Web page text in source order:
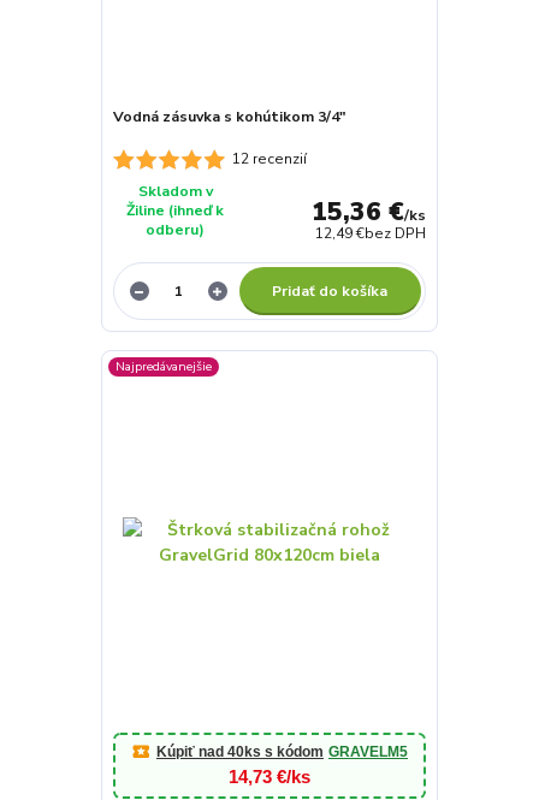
12 recenzií
Vodná zásuvka s kohútikom 3/4"
15,36 €/ks
12,49 €bez DPH
Skladom v
Žiline (ihneď k
odberu)
Pridať do košíka
Najpredávanejšie
Kúpiť nad 40ks s kódom GRAVELM5
14,73 €/ks